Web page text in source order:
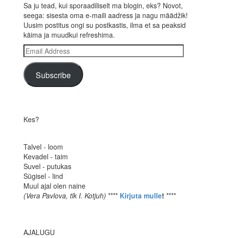
Sa ju tead, kui sporaadiliselt ma blogin, eks? Novot,
seega: sisesta oma e-maili aadress ja nagu määdžik!
Uusim postitus ongi su postkastis, ilma et sa peaksid
käima ja muudkui refreshima.
Email
Address
Subscribe
Kes?
Talvel - loom
Kevadel - taim
Suvel - putukas
Sügisel - lind
Muul ajal olen naine
(Vera Pavlova, tlk I. Kotjuh) **** Kirjuta mulle! ****
AJALUGU